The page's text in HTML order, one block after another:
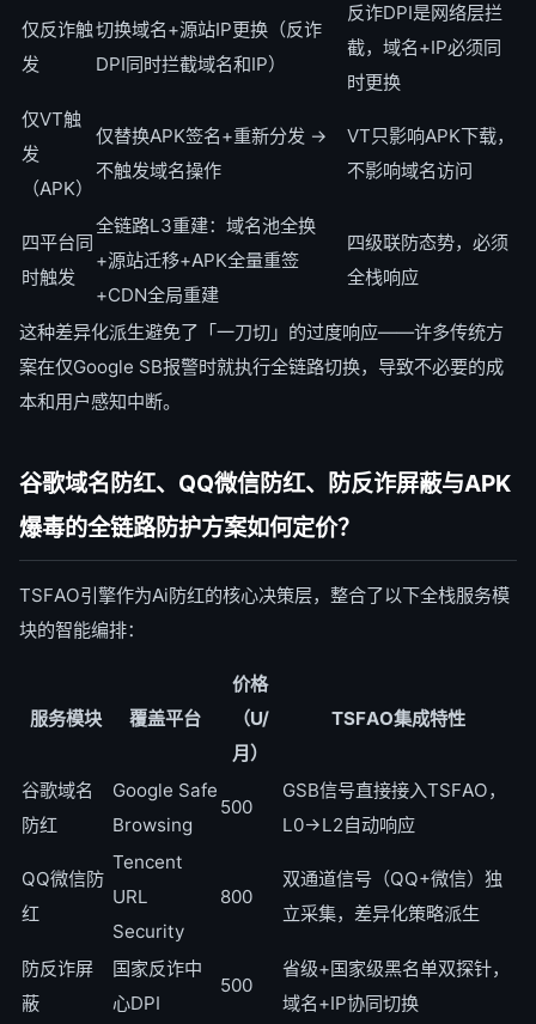
仅反诈触
发
切换域名+源站IP更换（反诈
DPI同时拦截域名和IP）
反诈DPI是网络层拦
截，域名+IP必须同
时更换
仅VT触
发
（APK）
仅替换APK签名+重新分发 →
不触发域名操作
VT只影响APK下载，
不影响域名访问
四平台同
时触发
全链路L3重建：域名池全换
+源站迁移+APK全量重签
+CDN全局重建
四级联防态势，必须
全栈响应
这种差异化派生避免了「一刀切」的过度响应——许多传统方
案在仅Google SB报警时就执行全链路切换，导致不必要的成
本和用户感知中断。
谷歌域名防红、QQ微信防红、防反诈屏蔽与APK
爆毒的全链路防护方案如何定价？
TSFAO引擎作为Ai防红的核心决策层，整合了以下全栈服务模
块的智能编排：
服务模块 覆盖平台
价格
（U/
月）
TSFAO集成特性
谷歌域名
防红
Google Safe
Browsing
500
GSB信号直接接入TSFAO，
L0→L2自动响应
QQ微信防
红
Tencent
URL
Security
800
双通道信号（QQ+微信）独
立采集，差异化策略派生
防反诈屏
蔽
国家反诈中
心DPI
500
省级+国家级黑名单双探针，
域名+IP协同切换